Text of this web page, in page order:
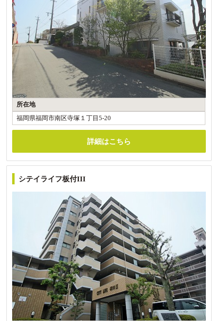
所在地
福岡県福岡市南区寺塚１丁目5-20
詳細はこちら
シテイライフ板付III